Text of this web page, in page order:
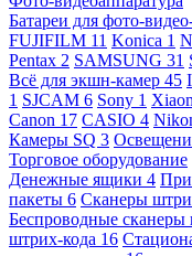
Батареи для фото-
FUJIFILM 11 Konica 1
Pentax 2 SAMSUNG 31
Всё для экшн-камер 45
1 SJCAM 6 Sony 1
Canon 17 CASIO 4
Камеры SQ 3
Торговое оборудование
Денежные ящики 4
пакеты 6 Сканеры
Беспроводные сканеры
штрих-кода 16